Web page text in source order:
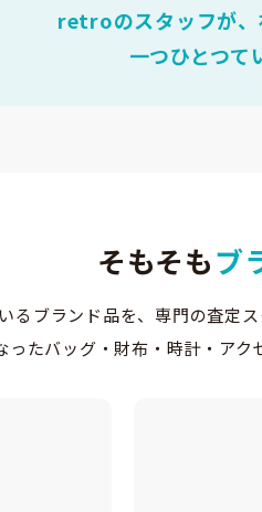
retroのスタッフが、
一つひとつて
そもそもブ
るブランド品を、専門の査定
ったバッグ・財布・時計・アク